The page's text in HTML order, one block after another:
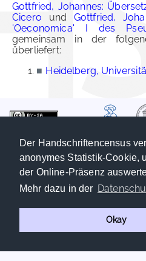
Der Handschriftencensus
anonymes Statistik-Cookie,
der Online-Präsenz
Mehr dazu in der
Okay
Gottfried, Johannes:
Cicero und Gottfried,
'Oeconomica' I des
gemeinsam in der
überliefert:
■ Heidelberg,